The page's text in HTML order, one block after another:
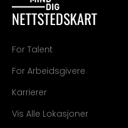
NETTSTEDSKART
For Talent
For Arbeidsgivere
Karrierer
Vis Alle Lokasjoner